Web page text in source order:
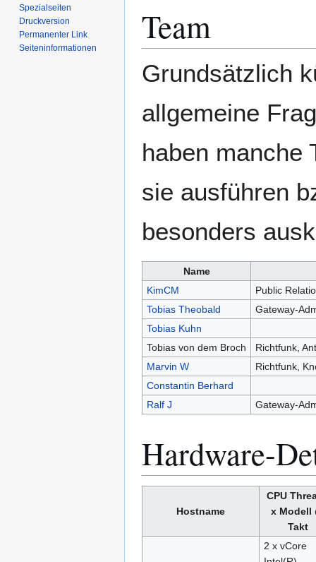
Team
Grundsätzlich
allgemeine
haben manche
sie ausführen
besonders
Name
KimCM
Public
Tobias Theobald
Gateway-
Tobias Kuhn
Tobias von dem Broch
Richtfunk,
Marvin W
Richtfunk,
Constantin Berhard
Ralf J
Gateway-
Hardware-
Hostname
CPU
x Modell
Takt
2 x vCore
Spezialseiten
Druckversion
Permanenter Link
Seiten­­informationen